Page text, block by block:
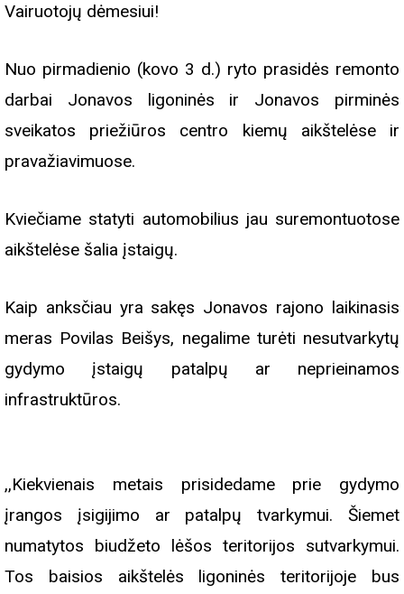
Vairuotojų dėmesiui!
Nuo pirmadienio (kovo 3 d.) ryto prasidės remonto
darbai Jonavos ligoninės ir Jonavos pirminės
sveikatos priežiūros centro kiemų aikštelėse ir
pravažiavimuose.
Kviečiame statyti automobilius jau suremontuotose
aikštelėse šalia įstaigų.
Kaip anksčiau yra sakęs Jonavos rajono laikinasis
meras Povilas Beišys, negalime turėti nesutvarkytų
gydymo įstaigų patalpų ar neprieinamos
infrastruktūros.
,,Kiekvienais metais prisidedame prie gydymo
įrangos įsigijimo ar patalpų tvarkymui. Šiemet
numatytos biudžeto lėšos teritorijos sutvarkymui.
Tos baisios aikštelės ligoninės teritorijoje bus